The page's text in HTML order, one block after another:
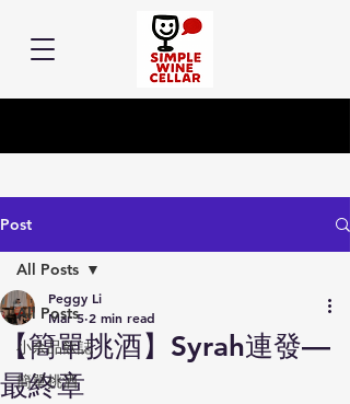
Post
All Posts
小余品飲誌
簡單挑酒
All Posts
【簡單挑酒】Syrah連發—
最終章
Peggy Li
Mar 5 2 min read